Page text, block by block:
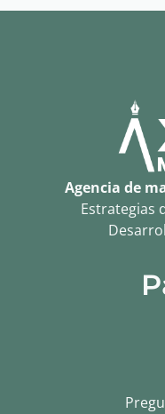
Agencia de
Estrategias